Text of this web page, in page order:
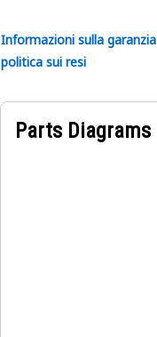
Informazioni sulla garanzia
politica sui resi
Parts Diagrams